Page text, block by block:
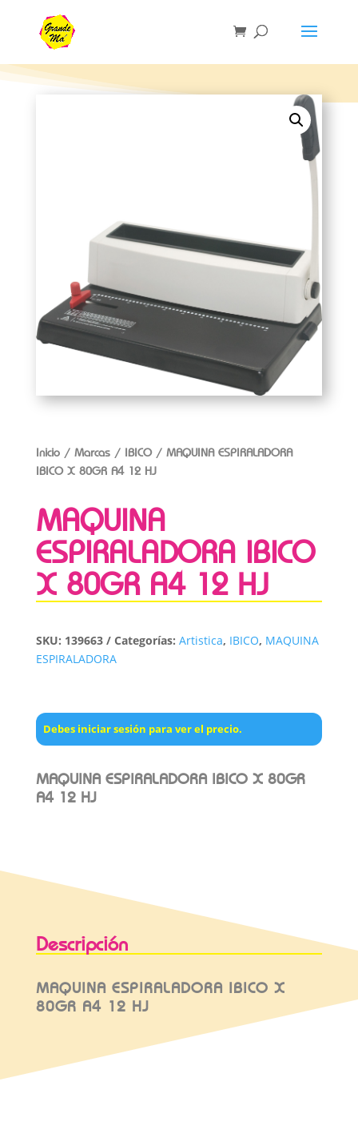
Inicio/ Marcas/ IBICO/ MAQUINA ESPIRALADORA
IBICO X 80GR A4 12 HJ
MAQUINA
ESPIRALADORA IBICO
X 80GR A4 12 HJ
SKU: 139663 Categorías: Artistica, IBICO, MAQUINA
ESPIRALADORA
Debes iniciar sesión para ver el precio.
MAQUINA ESPIRALADORA IBICO X 80GR
A4 12 HJ
Descripción
MAQUINA ESPIRALADORA IBICO X
80GR A4 12 HJ